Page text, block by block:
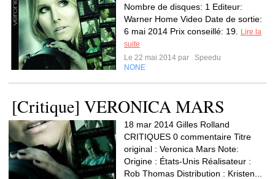
Nombre de disques: 1 Editeur:
Warner Home Video Date de sortie:
6 mai 2014 Prix conseillé: 19.
Lire la
suite
Le 22 mai 2014 par
Speedu
NONE
[Critique] VERONICA MARS
18 mar 2014 Gilles Rolland
CRITIQUES 0 commentaire Titre
original : Veronica Mars Note:
Origine : États-Unis Réalisateur :
Rob Thomas Distribution : Kristen...